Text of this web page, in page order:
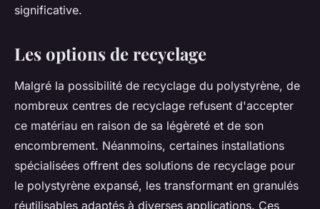
significative.
Les options de recyclage
Malgré la possibilité de recyclage du polystyrène, de
nombreux centres de recyclage refusent d'accepter
ce matériau en raison de sa légèreté et de son
encombrement. Néanmoins, certaines installations
spécialisées offrent des solutions de recyclage pour
le polystyrène expansé, les transformant en granulés
réutilisables adaptés à diverses applications. Ces